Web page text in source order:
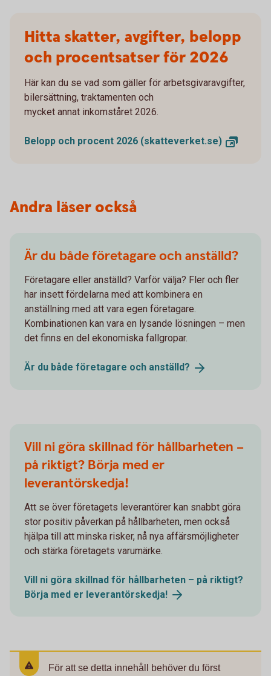
Hitta skatter, avgifter, belopp
och procentsatser för 2026
Här kan du se vad som gäller för arbetsgivaravgifter,
bilersättning, traktamenten och
mycket annat inkomståret 2026.
Belopp och procent 2026 (skatteverket.se)
Andra läser också
Är du både företagare och anställd?
Företagare eller anställd? Varför välja? Fler och fler
har insett fördelarna med att kombinera en
anställning med att vara egen företagare.
Kombinationen kan vara en lysande lösningen – men
det finns en del ekonomiska fallgropar.
Är du både företagare och anställd?
Vill ni göra skillnad för hållbarheten –
på riktigt? Börja med er
leverantörskedja!
Att se över företagets leverantörer kan snabbt göra
stor positiv påverkan på hållbarheten, men också
hjälpa till att minska risker, nå nya affärsmöjligheter
och stärka företagets varumärke.
Vill ni göra skillnad för hållbarheten – på riktigt?
Börja med er leverantörskedja!
För att se detta innehåll behöver du först